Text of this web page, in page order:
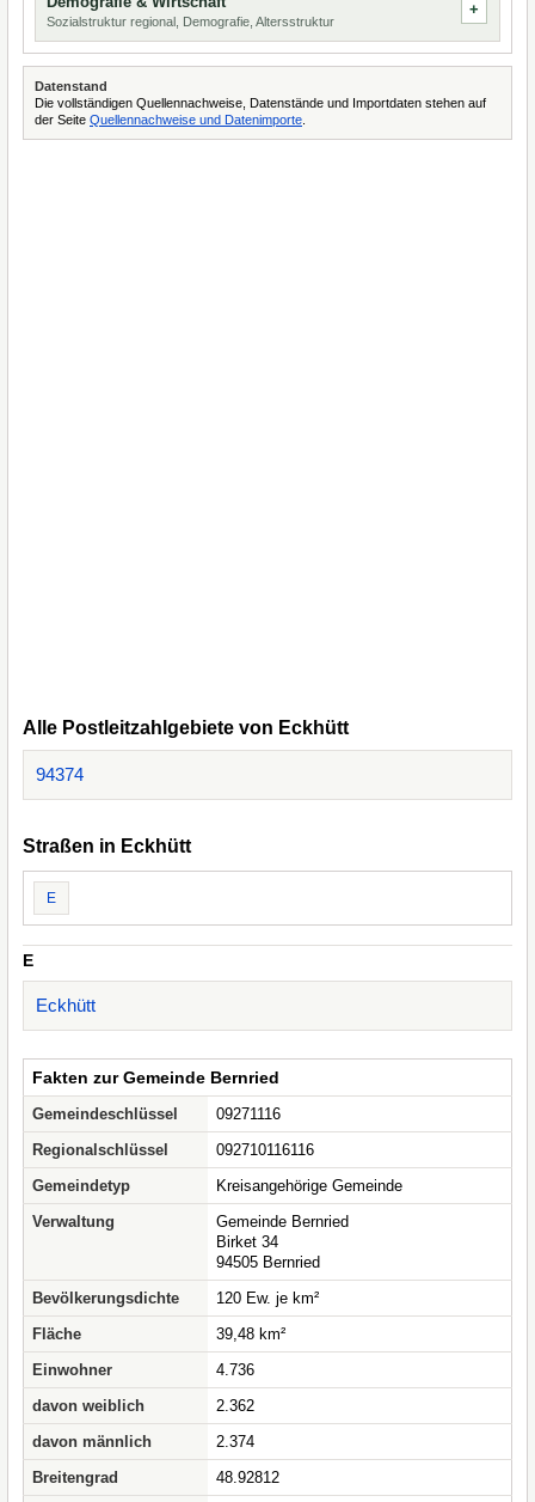
Sozialstruktur regional, Demografie, Altersstruktur
Datenstand
Die vollständigen Quellennachweise, Datenstände und Importdaten stehen auf
der Seite Quellennachweise und Datenimporte
Alle Postleitzahlgebiete von Eckhütt
94374
Straßen in Eckhütt
E
E
Eckhütt
Fakten zur Gemeinde Bernried
Gemeindeschlüssel
09271116
Regionalschlüssel
092710116116
Gemeindetyp
Kreisangehörige Gemeinde
Verwaltung
Gemeinde Bernried
Birket 34
94505 Bernried
Bevölkerungsdichte
120 Ew. je km²
Fläche
39,48 km²
Einwohner
4.736
davon weiblich
2.362
davon männlich
2.374
Breitengrad
48.92812